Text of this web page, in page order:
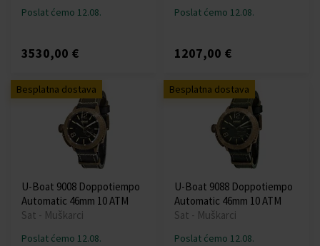
Poslat ćemo 12.08.
3530,00 €
Poslat ćemo 12.08.
1207,00 €
Besplatna dostava
U-Boat 9008 Doppotiempo
Automatic 46mm 10 ATM
Sat - Muškarci
Poslat ćemo 12.08.
Besplatna dostava
U-Boat 9088 Doppotiempo
Automatic 46mm 10 ATM
Sat - Muškarci
Poslat ćemo 12.08.